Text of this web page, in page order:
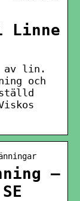
Linne
av lin.
och
–